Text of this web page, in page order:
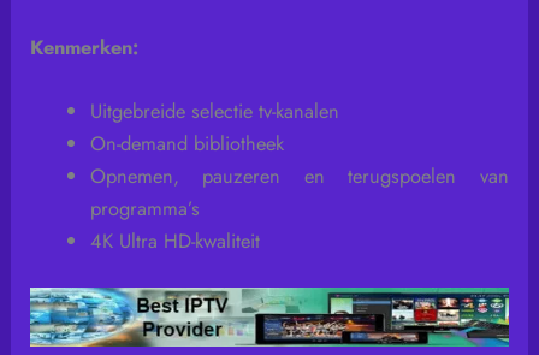
Kenmerken:
Uitgebreide selectie tv-kanalen
On-demand bibliotheek
Opnemen, pauzeren en terugspoelen van
programma’s
4K Ultra HD-kwaliteit